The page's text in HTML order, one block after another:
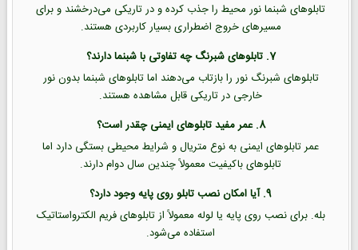
تابلوهای شبنما نور محیط را جذب کرده و در تاریکی می‌درخشند و برای
مسیرهای خروج اضطراری بسیار کاربردی هستند.
7. تابلوهای شبرنگ چه تفاوتی با شبنما دارند؟
تابلوهای شبرنگ نور را بازتاب می‌دهند اما تابلوهای شبنما بدون نور
خارجی در تاریکی قابل مشاهده هستند.
8. عمر مفید تابلوهای ایمنی چقدر است؟
عمر تابلوهای ایمنی به نوع متریال و شرایط محیطی بستگی دارد اما
تابلوهای باکیفیت معمولاً چندین سال دوام دارند.
9. آیا امکان نصب تابلو روی پایه وجود دارد؟
بله. برای نصب روی پایه یا لوله معمولاً از تابلوهای فریم الکترواستاتیک
استفاده می‌شود.